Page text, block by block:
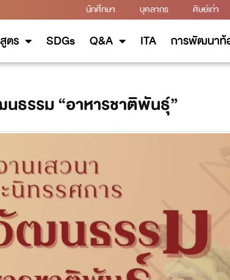
นักศึกษา บุคลากร ศิษย์เก่า
ตร SDGs Q&A ITA การพัฒนาท้
ธรรม “อาหารชาติพันธุ์”